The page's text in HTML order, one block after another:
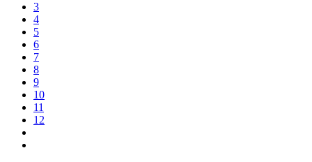
3
4
5
6
7
8
9
10
11
12